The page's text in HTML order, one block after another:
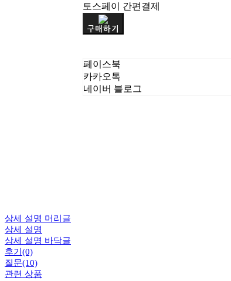
토스페이 간편결제
구매하기
페이스북
카카오톡
네이버 블로그
상세 설명 머리글
상세 설명
상세 설명 바닥글
후기(0)
질문(10)
관련 상품